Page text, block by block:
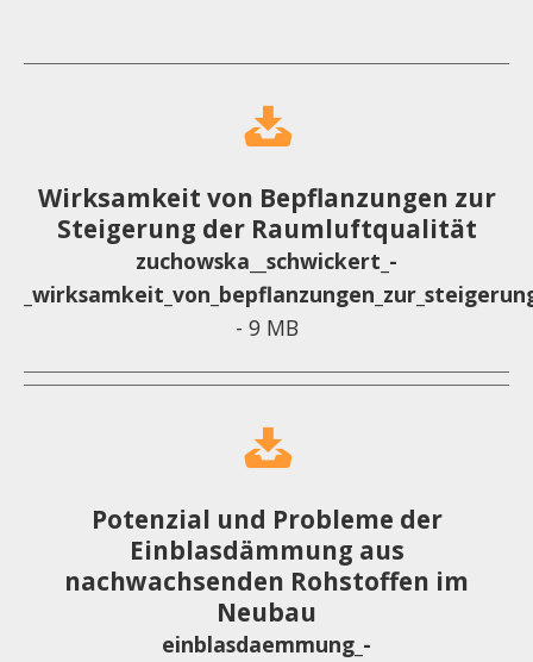
Wirksamkeit von Bepflanzungen zur
Steigerung der Raumluftqualität
zuchowska__schwickert_-
- 9 MB
Potenzial und Probleme der
Einblasdämmung aus
nachwachsenden Rohstoffen im
Neubau
einblasdaemmung_-